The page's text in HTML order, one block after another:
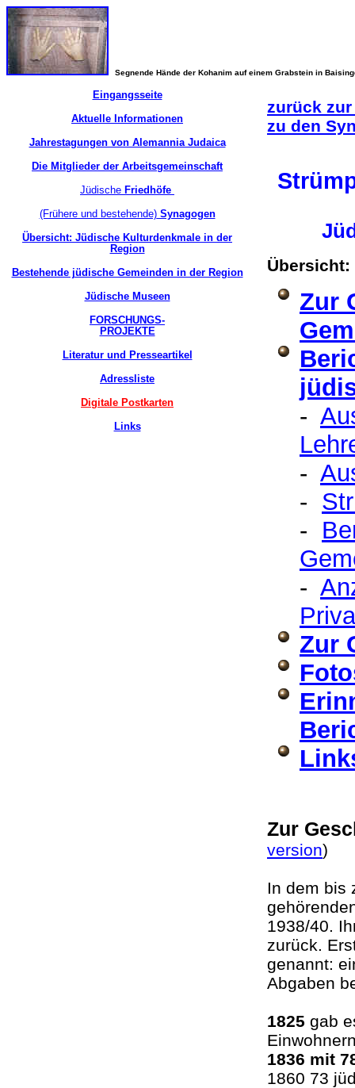
Segnende Hände der Kohanim auf einem Grabstein in
Eingangsseite
Aktuelle Informationen
Jahrestagungen von Alemannia Judaica
Die Mitglieder der Arbeitsgemeinschaft
Jüdische Friedhöfe
(Frühere und bestehende)Synagogen
Übersicht: Jüdische Kulturdenkmale in der
Region
Bestehende jüdische Gemeinden in der Region
Jüdische Museen
FORSCHUNGS-
PROJEKTE
Literatur und Presseartikel
Adressliste
Digitale Postkarten
Links
zurück
zu den
Zur
-
-
-
-
-
Zur
Zur
version
In dem bis
1938/40.
zurück.
genannt:
Abgaben
1825 gab
1836 mit
1860 73